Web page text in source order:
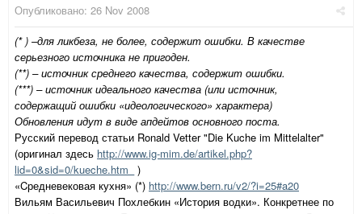
Опубликовано: 26 Nov 2008
(* ) –для ликбеза, не более, содержит ошибки. В качестве
серьезного источника не пригоден.
(**) – источник среднего качества, содержит ошибки.
(***) – источник идеального качества (или источник,
содержащий ошибки «идеологического» характера)
Обновления идут в виде апдейтов основного поста.
Русский перевод статьи Ronald Vetter "Die Kuche im Mittelalter"
(оригинал здесь http://www.ig-mim.de/artikel.php?
lid=0&sid=0/kueche.htm_
)
«Cредневековая кухня» (*) http://www.bern.ru/v2/?i=25#a20
Вильям Васильевич Похлебкин «История водки». Конкретнее по